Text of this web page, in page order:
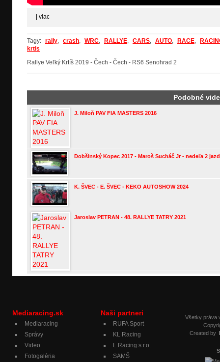
viac
Tagy: rally, crash, WRC, RALLYE, CARS, AUTO, RACE,
krtis
Rallye Veľký Krtíš 2019 - Čech - Čech - RS6 Senohrad 2
Podobné
J. Miloň PAV FIA MASTERS 2016
Dobšinský Kopec 2017 - Maroš Sucháč Jr - nedeľa 2
K. ŠVEC - E. ŠVEC - KEKO AUTOSHOW 2024
Jaroslav PETRAN - 48. RALLYE TATRY 2021
Mediaracing.sk
Mediaracing
Správy
Video
Fotogaléria
Všetky práva
Created by
Naši partneri
RUFA Sport
KL Racing
L Racing s.r.o.
SAMŠ